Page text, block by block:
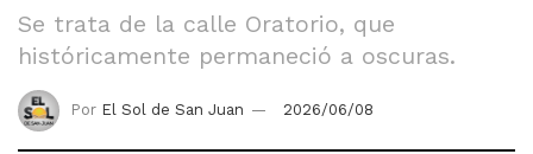
Se trata de la calle Oratorio, que
históricamente permaneció a oscuras.
Por El Sol de San Juan 2026/06/08